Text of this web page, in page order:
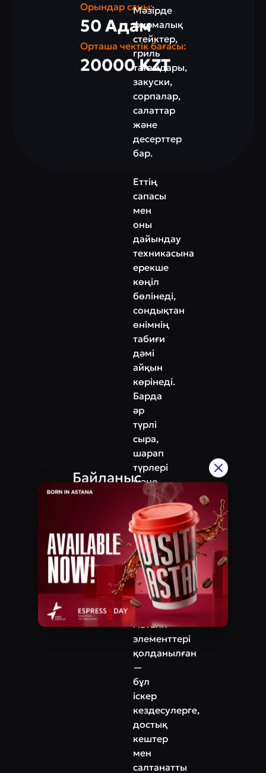
Мәзірде
фирмалық
стейктер,
гриль
тағамдары,
закуски,
сорпалар,
салаттар
және
десерттер
бар.
Еттің
сапасы
мен
оны
дайындау
техникасына
ерекше
көңіл
бөлінеді,
сондықтан
өнімнің
табиғи
дәмі
айқын
көрінеді.
Барда
әр
түрлі
сыра,
шарап
түрлері
және
авторлық
коктейльдер
ұсынылады.
Интерьер
жылы
реңктерде,
ағаш
пен
металл
элементтері
қолданылған
—
бұл
іскер
кездесулерге,
достық
кештер
мен
салтанатты
Орындар саны:
50 Адам
Орташа чектік бағасы:
20000 KZT
Байланыс
Мекенжай
Кенесары көшесі, 20
Телефон
+7 (7172) 32‒10‒26